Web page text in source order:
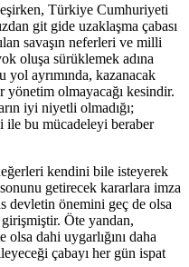
Türkiye Cumhuriyeti
git gide uzaklaşma çabası
savaşın neferleri ve milli
oluşa sürüklemek adına
ayrımında, kazanacak
yönetim olmayacağı kesindir.
iyi niyetli olmadığı;
ile bu mücadeleyi beraber
kendini bile isteyerek
getirecek kararlara imza
devletin önemini geç de olsa
girişmiştir. Öte yandan,
dahi uygarlığını daha
çabayı her gün ispat